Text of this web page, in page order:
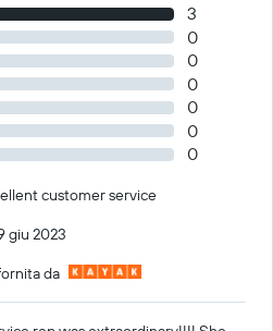
3
0
0
0
0
0
0
customer service
giu 2023
da